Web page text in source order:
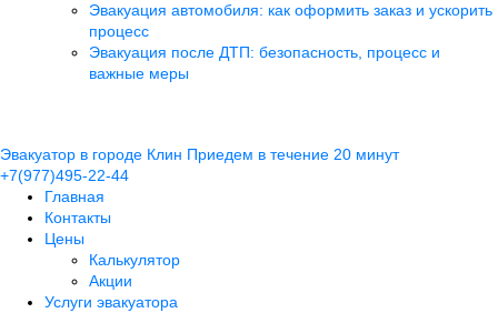
Эвакуация автомобиля: как оформить заказ и ускорить
процесс
Эвакуация после ДТП: безопасность, процесс и
важные меры
Эвакуатор в городе Клин Приедем в течение 20 минут
+7(977)495-22-44
Главная
Контакты
Цены
Калькулятор
Акции
Услуги эвакуатора